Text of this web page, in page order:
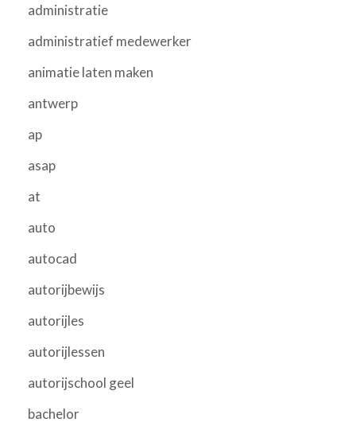
administratie
administratief medewerker
animatie laten maken
antwerp
ap
asap
at
auto
autocad
autorijbewijs
autorijles
autorijlessen
autorijschool geel
bachelor